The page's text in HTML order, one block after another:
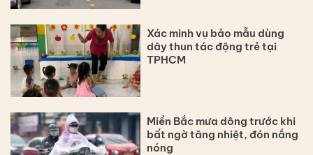
Xác minh vụ bảo mẫu dùng
dây thun tác động trẻ tại
TPHCM
Miền Bắc mưa dông trước khi
bất ngờ tăng nhiệt, đón nắng
nóng